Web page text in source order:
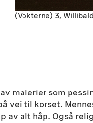
(Vokterne) 3,
malerier som
vei til korset.
av alt håp. Også